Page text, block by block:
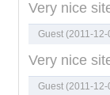
Very nice
Guest (2011-
Very nice
Guest (2011-